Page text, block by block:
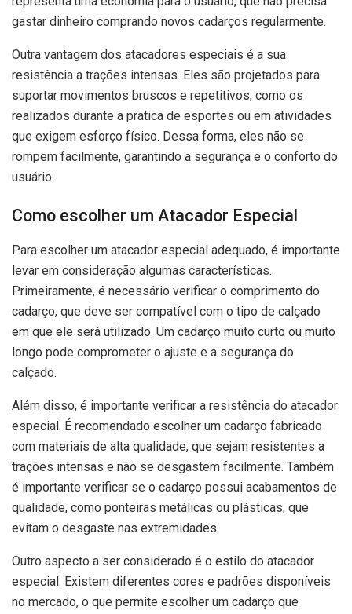
gastar dinheiro comprando novos cadarços regularmente.
Outra vantagem dos atacadores especiais é a sua
resistência a trações intensas. Eles são projetados para
suportar movimentos bruscos e repetitivos, como os
realizados durante a prática de esportes ou em atividades
que exigem esforço físico. Dessa forma, eles não se
rompem facilmente, garantindo a segurança e o conforto do
usuário.
Como escolher um Atacador Especial
Para escolher um atacador especial adequado, é importante
levar em consideração algumas características.
Primeiramente, é necessário verificar o comprimento do
cadarço, que deve ser compatível com o tipo de calçado
em que ele será utilizado. Um cadarço muito curto ou muito
longo pode comprometer o ajuste e a segurança do
calçado.
Além disso, é importante verificar a resistência do atacador
especial. É recomendado escolher um cadarço fabricado
com materiais de alta qualidade, que sejam resistentes a
trações intensas e não se desgastem facilmente. Também
é importante verificar se o cadarço possui acabamentos de
qualidade, como ponteiras metálicas ou plásticas, que
evitam o desgaste nas extremidades.
Outro aspecto a ser considerado é o estilo do atacador
especial. Existem diferentes cores e padrões disponíveis
no mercado, o que permite escolher um cadarço que